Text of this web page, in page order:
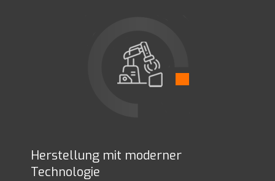
Herstellung mit moderner
Technologie